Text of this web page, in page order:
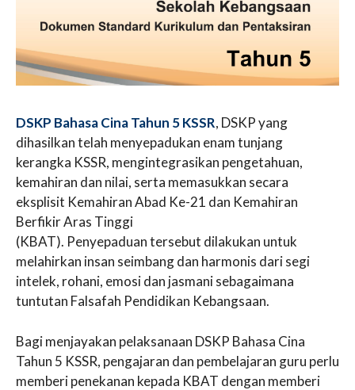
DSKP Bahasa Cina Tahun 5 KSSR, DSKP yang
dihasilkan telah menyepadukan enam tunjang
kerangka KSSR, mengintegrasikan pengetahuan,
kemahiran dan nilai, serta memasukkan secara
eksplisit Kemahiran Abad Ke-21 dan Kemahiran
Berfikir Aras Tinggi
(KBAT). Penyepaduan tersebut dilakukan untuk
melahirkan insan seimbang dan harmonis dari segi
intelek, rohani, emosi dan jasmani sebagaimana
tuntutan Falsafah Pendidikan Kebangsaan.
Bagi menjayakan pelaksanaan DSKP Bahasa Cina
Tahun 5 KSSR, pengajaran dan pembelajaran guru perlu
memberi penekanan kepada KBAT dengan memberi